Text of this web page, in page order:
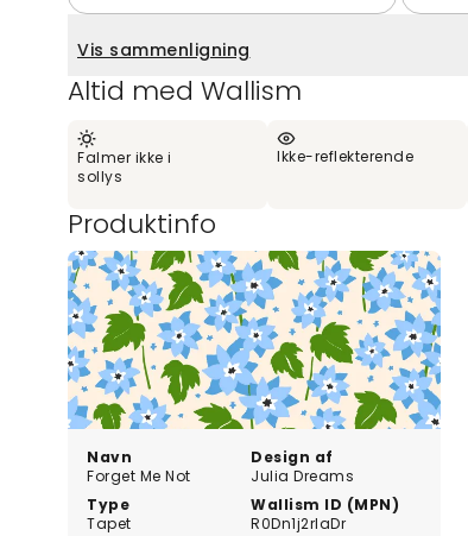
Vis sammenligning
Altid med Wallism
Falmer ikke i
sollys
Ikke-reflekterende
Produktinfo
Navn
Forget Me Not
Design af
Julia Dreams
Type
Tapet
Wallism ID (MPN)
R0Dn1j2rlaDr